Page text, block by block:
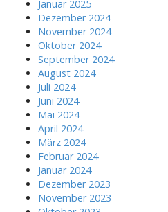
Januar 2025
Dezember 2024
November 2024
Oktober 2024
September 2024
August 2024
Juli 2024
Juni 2024
Mai 2024
April 2024
März 2024
Februar 2024
Januar 2024
Dezember 2023
November 2023